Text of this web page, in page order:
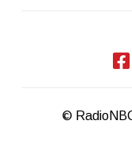
©